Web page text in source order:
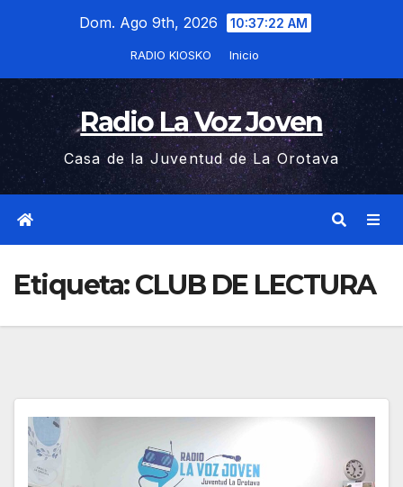
Dom. Ago 9th, 2026 10:37:23 AM
RADIO KIOSKO Inicio
Radio La Voz Joven
Casa de la Juventud de La Orotava
Etiqueta:CLUB DE LECTURA